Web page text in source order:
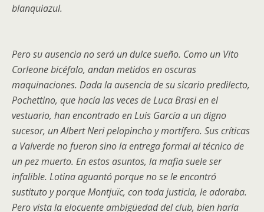
blanquiazul.
Pero su ausencia no será un dulce sueño. Como un Vito
Corleone bicéfalo, andan metidos en oscuras
maquinaciones. Dada la ausencia de su sicario predilecto,
Pochettino, que hacía las veces de Luca Brasi en el
vestuario, han encontrado en Luis García a un digno
sucesor, un Albert Neri pelopincho y mortífero. Sus críticas
a Valverde no fueron sino la entrega formal al técnico de
un pez muerto. En estos asuntos, la mafia suele ser
infalible. Lotina aguantó porque no se le encontró
sustituto y porque Montjuïc, con toda justicia, le adoraba.
Pero vista la elocuente ambigüedad del club, bien haría